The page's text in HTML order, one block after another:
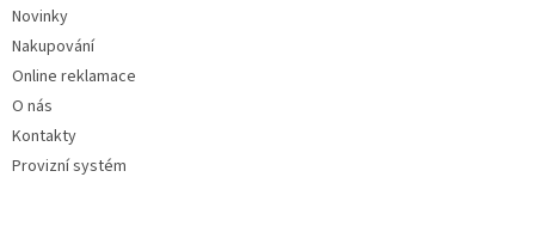
Novinky
Nakupování
Online reklamace
O nás
Kontakty
Provizní systém